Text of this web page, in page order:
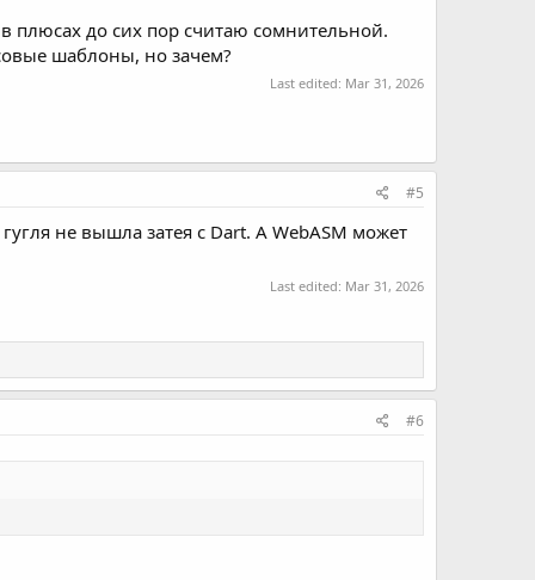
плюсах до сих пор считаю сомнительной.
шаблоны, но зачем?
Last edited: Mar 31, 2026
#5
не вышла затея с Dart. А WebASM может
Last edited: Mar 31, 2026
#6